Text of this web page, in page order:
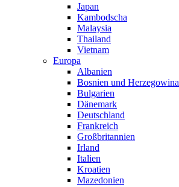
Japan
Kambodscha
Malaysia
Thailand
Vietnam
Europa
Albanien
Bosnien und Herzegowina
Bulgarien
Dänemark
Deutschland
Frankreich
Großbritannien
Irland
Italien
Kroatien
Mazedonien